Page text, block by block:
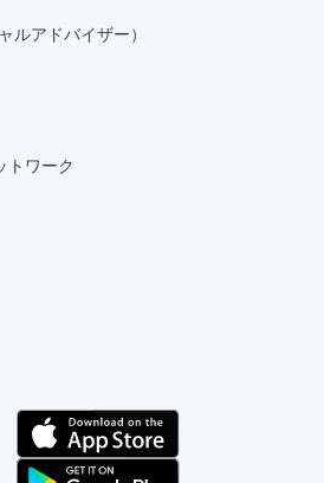
ルアドバイザー）
トワーク